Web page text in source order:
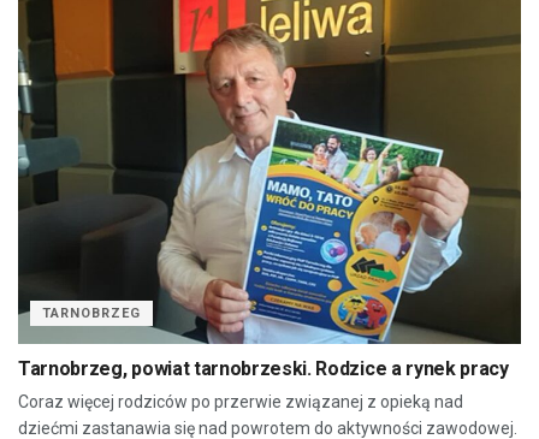
TARNOBRZEG
Tarnobrzeg, powiat tarnobrzeski. Rodzice a rynek pracy
Coraz więcej rodziców po przerwie związanej z opieką nad
dziećmi zastanawia się nad powrotem do aktywności zawodowej.